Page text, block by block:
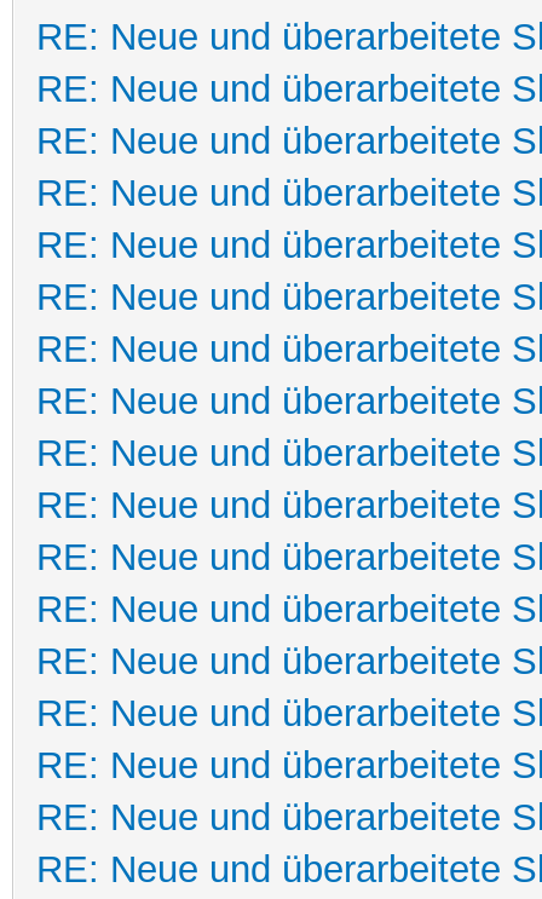
RE: Neue und überarbeitete
RE: Neue und überarbeitete
RE: Neue und überarbeitete
RE: Neue und überarbeitete
RE: Neue und überarbeitete
RE: Neue und überarbeitete
RE: Neue und überarbeitete
RE: Neue und überarbeitete
RE: Neue und überarbeitete
RE: Neue und überarbeitete
RE: Neue und überarbeitete
RE: Neue und überarbeitete
RE: Neue und überarbeitete
RE: Neue und überarbeitete
RE: Neue und überarbeitete
RE: Neue und überarbeitete
RE: Neue und überarbeitete